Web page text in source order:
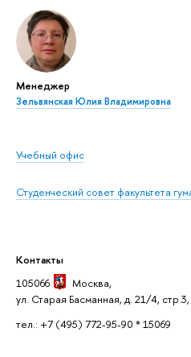
Менеджер
Зельвянская Юлия Владимировна
Учебный офис
Студенческий совет факультета
Контакты
105066
Москва,
ул. Старая Басманная, д. 21/4,
тел.: +7 (495) 772-95-90 * 15069